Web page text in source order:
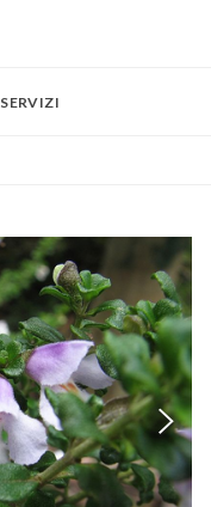
SERVIZI